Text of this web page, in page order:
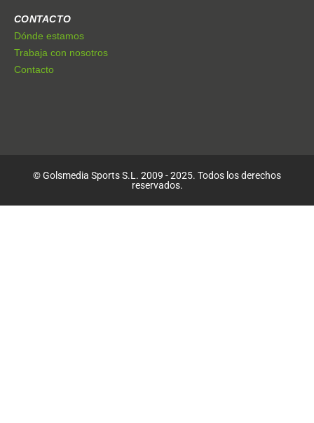
CONTACTO
Dónde estamos
Trabaja con nosotros
Contacto
© Golsmedia Sports S.L. 2009 - 2025. Todos los derechos
reservados.